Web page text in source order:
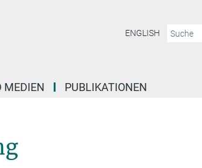
ENGLISH
MEDIEN PUBLIKATIONEN